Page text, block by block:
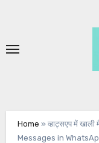
Home »व्हाट्सएप में
Messages in